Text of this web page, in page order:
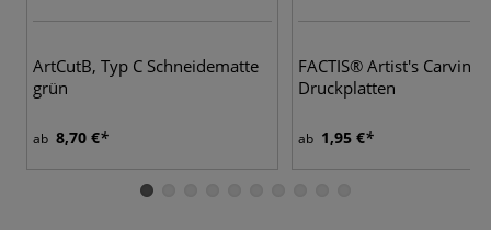
ArtCutB, Typ C Schneidematte
grün
ab 8,70 €
FACTIS® Artist's Carving
Druckplatten
ab 1,95 €